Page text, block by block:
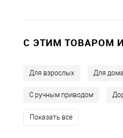
C ЭТИМ ТОВАРОМ
Для взрослых Для дома
С ручным приводом
Показать все